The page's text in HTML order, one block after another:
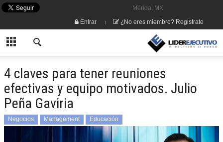
Mérida, MX
Entrar
¿No eres miembro? Registrate
4 claves para tener reuniones
efectivas y equipo motivados. Julio
Peña Gaviria
Negocios Management Educación